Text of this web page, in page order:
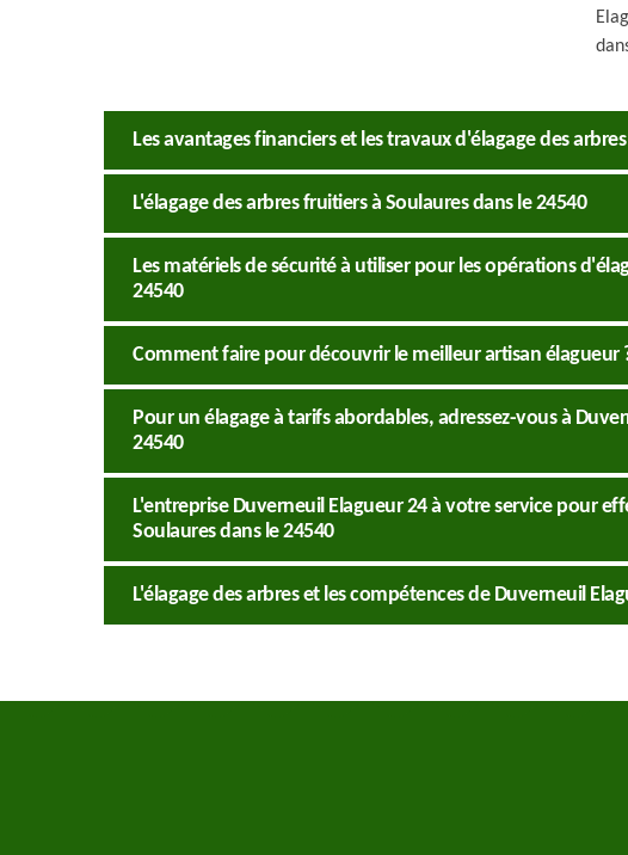
Les avantages financiers et les travaux d'élagage des
L'élagage des arbres fruitiers à Soulaures dans le 24540
Les matériels de sécurité à utiliser pour les opérations
24540
Comment faire pour découvrir le meilleur artisan élagueur
Pour un élagage à tarifs abordables, adressez-vous à
24540
L'entreprise Duverneuil Elagueur 24 à votre service pour
Soulaures dans le 24540
L'élagage des arbres et les compétences de Duverneuil